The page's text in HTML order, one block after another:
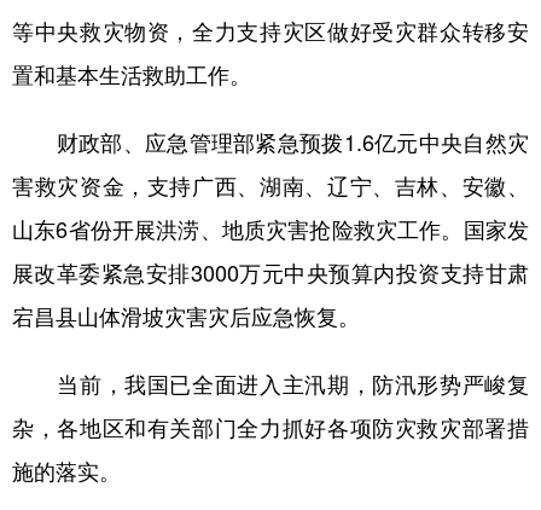
等中央救灾物资，全力支持灾区做好受灾群众转移安
置和基本生活救助工作。
财政部、应急管理部紧急预拨1.6亿元中央自然灾
害救灾资金，支持广西、湖南、辽宁、吉林、安徽、
山东6省份开展洪涝、地质灾害抢险救灾工作。国家发
展改革委紧急安排3000万元中央预算内投资支持甘肃
宕昌县山体滑坡灾害灾后应急恢复。
当前，我国已全面进入主汛期，防汛形势严峻复
杂，各地区和有关部门全力抓好各项防灾救灾部署措
施的落实。